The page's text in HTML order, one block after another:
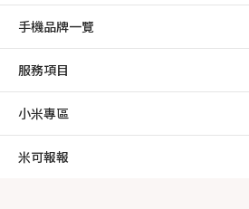
手機品牌一覽
服務項目
小米專區
米可報報